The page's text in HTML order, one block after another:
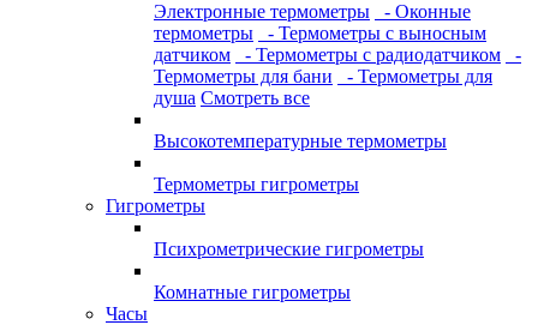
Электронные термометры
- Оконные
термометры
- Термометры с выносным
датчиком
- Термометры с радиодатчиком
-
Термометры для бани
- Термометры для
душа Смотреть все
Высокотемпературные термометры
Термометры гигрометры
Гигрометры
Психрометрические гигрометры
Комнатные гигрометры
Часы